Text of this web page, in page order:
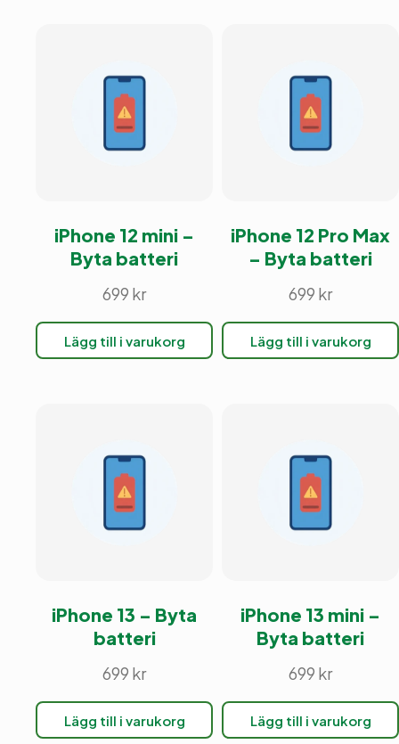
iPhone 12 mini –
Byta batteri
699 kr
Lägg till i varukorg
iPhone 12 Pro Max
– Byta batteri
699 kr
Lägg till i varukorg
iPhone 13 – Byta
batteri
699 kr
Lägg till i varukorg
iPhone 13 mini –
Byta batteri
699 kr
Lägg till i varukorg